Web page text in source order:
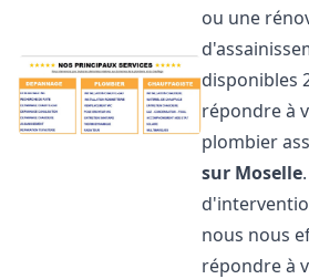
ou une
disponibles
répondre à
plombier
sur Moselle
nous nous
répondre à